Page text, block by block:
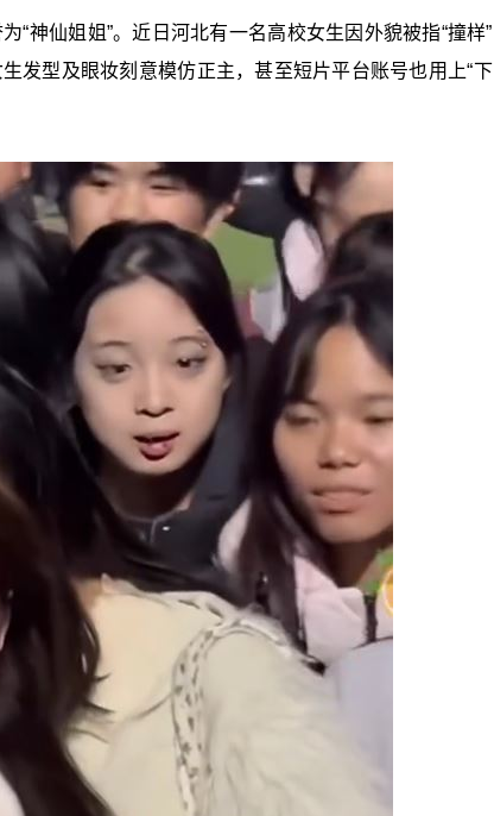
神仙姐姐”。近日河北有一名高校女生因外貌被指“撞样”
发型及眼妆刻意模仿正主，甚至短片平台账号也用上“下